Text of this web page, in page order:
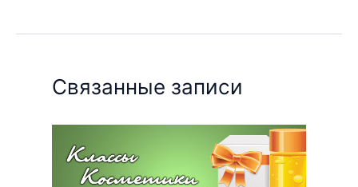
Связанные записи